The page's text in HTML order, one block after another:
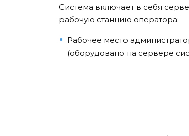
Система включает в себя
рабочую станцию оператора:
Рабочее место
(оборудовано на сервере